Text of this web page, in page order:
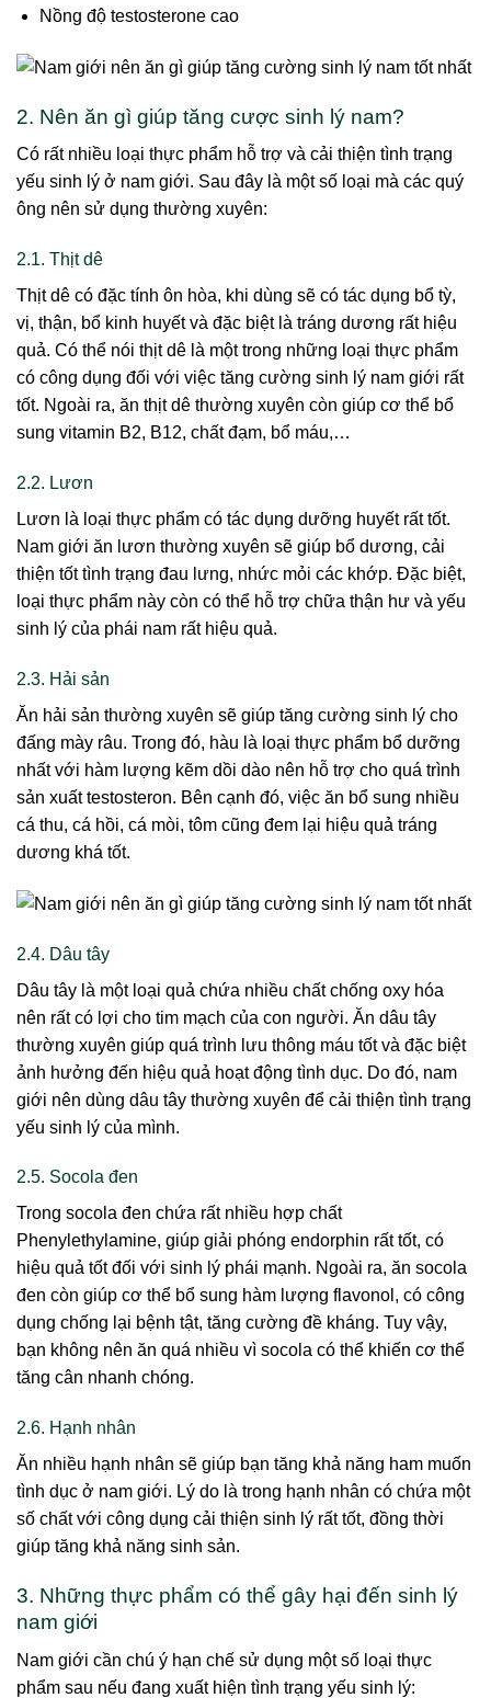
Nồng độ testosterone cao
2. Nên ăn gì giúp tăng cược sinh lý nam?
Có rất nhiều loại thực phẩm hỗ trợ và cải thiện tình trạng
yếu sinh lý ở nam giới. Sau đây là một số loại mà các quý
ông nên sử dụng thường xuyên:
2.1. Thịt dê
Thịt dê có đặc tính ôn hòa, khi dùng sẽ có tác dụng bổ tỳ,
vị, thận, bổ kinh huyết và đặc biệt là tráng dương rất hiệu
quả. Có thể nói thịt dê là một trong những loại thực phẩm
có công dụng đối với việc tăng cường sinh lý nam giới rất
tốt. Ngoài ra, ăn thịt dê thường xuyên còn giúp cơ thể bổ
sung vitamin B2, B12, chất đạm, bổ máu,…
2.2. Lươn
Lươn là loại thực phẩm có tác dụng dưỡng huyết rất tốt.
Nam giới ăn lươn thường xuyên sẽ giúp bổ dương, cải
thiện tốt tình trạng đau lưng, nhức mỏi các khớp. Đặc biệt,
loại thực phẩm này còn có thể hỗ trợ chữa thận hư và yếu
sinh lý của phái nam rất hiệu quả.
2.3. Hải sản
Ăn hải sản thường xuyên sẽ giúp tăng cường sinh lý cho
đấng mày râu. Trong đó, hàu là loại thực phẩm bổ dưỡng
nhất với hàm lượng kẽm dồi dào nên hỗ trợ cho quá trình
sản xuất testosteron. Bên cạnh đó, việc ăn bổ sung nhiều
cá thu, cá hồi, cá mòi, tôm cũng đem lại hiệu quả tráng
dương khá tốt.
2.4. Dâu tây
Dâu tây là một loại quả chứa nhiều chất chống oxy hóa
nên rất có lợi cho tim mạch của con người. Ăn dâu tây
thường xuyên giúp quá trình lưu thông máu tốt và đặc biệt
ảnh hưởng đến hiệu quả hoạt động tình dục. Do đó, nam
giới nên dùng dâu tây thường xuyên để cải thiện tình trạng
yếu sinh lý của mình.
2.5. Socola đen
Trong socola đen chứa rất nhiều hợp chất
Phenylethylamine, giúp giải phóng endorphin rất tốt, có
hiệu quả tốt đối với sinh lý phái mạnh. Ngoài ra, ăn socola
đen còn giúp cơ thể bổ sung hàm lượng flavonol, có công
dụng chống lại bệnh tật, tăng cường đề kháng. Tuy vậy,
bạn không nên ăn quá nhiều vì socola có thể khiến cơ thể
tăng cân nhanh chóng.
2.6. Hạnh nhân
Ăn nhiều hạnh nhân sẽ giúp bạn tăng khả năng ham muốn
tình dục ở nam giới. Lý do là trong hạnh nhân có chứa một
số chất với công dụng cải thiện sinh lý rất tốt, đồng thời
giúp tăng khả năng sinh sản.
3. Những thực phẩm có thể gây hại đến sinh lý
nam giới
Nam giới cần chú ý hạn chế sử dụng một số loại thực
phẩm sau nếu đang xuất hiện tình trạng yếu sinh lý: